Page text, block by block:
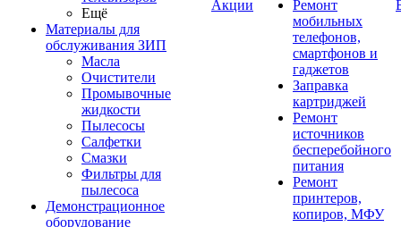
Ещё
Материалы для
обслуживания ЗИП
Масла
Очистители
Промывочные
жидкости
Пылесосы
Салфетки
Смазки
Фильтры для
пылесоса
Демонстрационное
оборудование
Акции
Ремонт
мобильных
телефонов,
смартфонов и
гаджетов
Заправка
картриджей
Ремонт
источников
бесперебойного
питания
Ремонт
принтеров,
копиров, МФУ